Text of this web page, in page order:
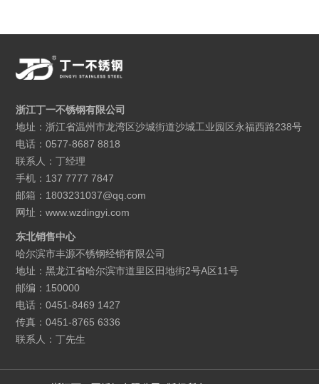
浙江丁一不锈钢有限公司
地址：浙江省温州市龙湾区沙城街道沙城工业园区永福西路238号
电话：0577-8687 8818
联系人：丁经理
手机：137 7777 7847
邮箱：1803231037@qq.com
网址：www.wzdingyi.com
东北销售中心
哈尔滨市丰源不锈钢经销有限公司
地址：黑龙江省哈尔滨市道里区田地街2号A区11号
邮编：150000
电话：0451-8469 1427
传真：0451-8765 6336
联系人：丁先生